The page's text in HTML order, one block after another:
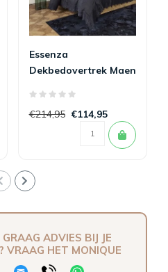
Essenza
Dekbedovertrek Maen
€214,95 €114,95
ADVIES BIJ JE
VRAAG HET MONIQUE